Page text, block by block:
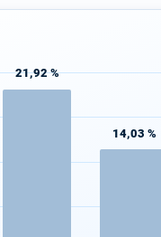
21,92 %
14,03 %